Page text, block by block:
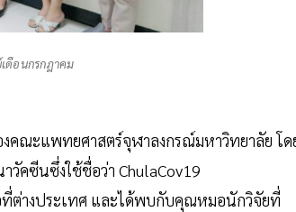
ดือนกรกฎาคม
งคณะแพทยศาสตร์จุฬาลงกรณ์มหาวิทยาลัย โด
คซีนซึ่งใช้ชื่อว่า ChulaCov19
ที่ต่างประเทศ และได้พบกับคุณหมอนักวิจัยที่